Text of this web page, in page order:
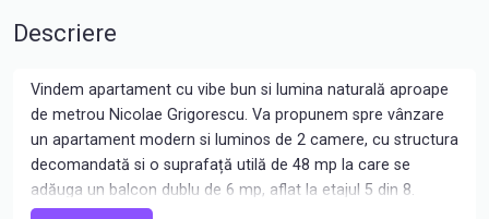
Descriere
Vindem apartament cu vibe bun si lumina naturală aproape
de metrou Nicolae Grigorescu. Va propunem spre vânzare
un apartament modern si luminos de 2 camere, cu structura
decomandată si o suprafață utilă de 48 mp la care se
adăuga un balcon dublu de 6 mp, aflat la etajul 5 din 8.
Unitatea este situată in plan secund într-o zona liniștită într-